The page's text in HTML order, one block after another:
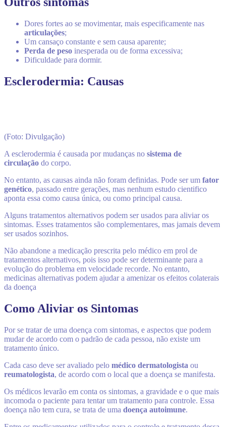
Dores fortes ao se movimentar, mais especificamente nas
articulações;
Um cansaço constante e sem causa aparente;
Perda de peso inesperada ou de forma excessiva;
Dificuldade para dormir.
Esclerodermia: Causas
(Foto: Divulgação)
A esclerodermia é causada por mudanças no sistema de
circulação do corpo.
No entanto, as causas ainda não foram definidas. Pode ser um fator
genético, passado entre gerações, mas nenhum estudo cientifico
aponta essa como causa única, ou como principal causa.
Alguns tratamentos alternativos podem ser usados para aliviar os
sintomas. Esses tratamentos são complementares, mas jamais devem
ser usados sozinhos.
Não abandone a medicação prescrita pelo médico em prol de
tratamentos alternativos, pois isso pode ser determinante para a
evolução do problema em velocidade recorde. No entanto,
medicinas alternativas podem ajudar a amenizar os efeitos colaterais
da doença
Como Aliviar os Sintomas
Por se tratar de uma doença com sintomas, e aspectos que podem
mudar de acordo com o padrão de cada pessoa, não existe um
tratamento único.
Cada caso deve ser avaliado pelo médico dermatologista ou
reumatologista, de acordo com o local que a doença se manifesta.
Os médicos levarão em conta os sintomas, a gravidade e o que mais
incomoda o paciente para tentar um tratamento para controle. Essa
doença não tem cura, se trata de uma doença autoimune.